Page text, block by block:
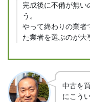
完成後に不備が無い
う。
やって終わりの業者
た業者を選ぶのが大
中古を
にこう